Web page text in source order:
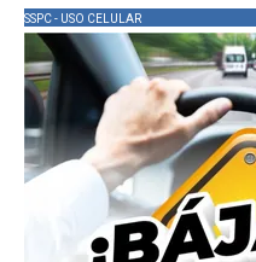
SSPC - USO CELULAR